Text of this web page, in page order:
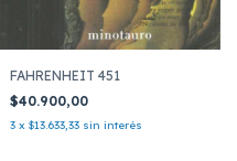
FAHRENHEIT 451
$40.900,00
3 x $13.633,33 sin interés